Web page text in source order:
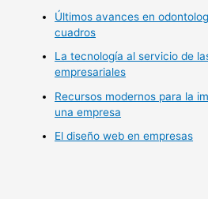
Últimos avances en
cuadros
La tecnología al servicio de
empresariales
Recursos modernos para la
una empresa
El diseño web en empresas